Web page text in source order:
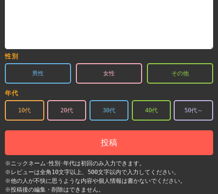
性別
男性 女性 その他
年代
10代 20代 30代 40代 50代～
投稿
※ニックネーム･性別･年代は初回のみ入力できます。
※レビューは全角10文字以上、500文字以内で入力してください。
※他の人が不快に思うような内容や個人情報は書かないでください。
※投稿後の編集・削除はできません。